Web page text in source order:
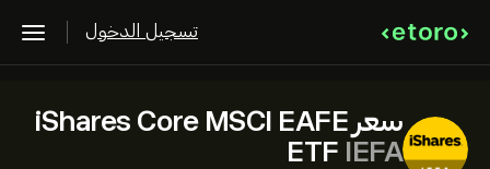
تسجيل الدخول
سعر iShares Core MSCI EAFE
ETF IEFA